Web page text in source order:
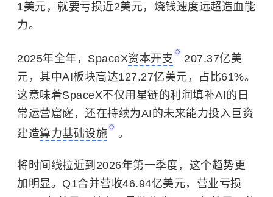
1美元，就要亏损近2美元，烧钱速度远超造血能
力。
2025年全年，SpaceX资本开支
207.37亿美
元，其中AI板块高达127.27亿美元，占比61%。
这意味着SpaceX不仅用星链的利润填补AI的日
常运营窟窿，还在持续为AI的未来能力投入巨资
建造算力基础设施 。
将时间线拉近到2026年第一季度，这个趋势更
加明显。Q1合并营收46.94亿美元，营业亏损